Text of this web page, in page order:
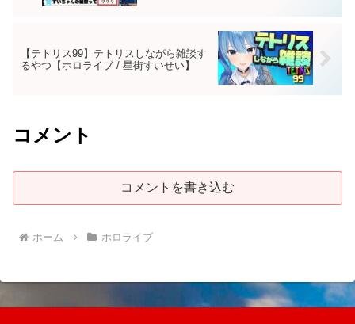
【テトリス99】テトリスしながら雑談す
るやつ【ホロライブ / 星街すいせい】
コメント
コメントを書き込む
ホーム ホロライブ